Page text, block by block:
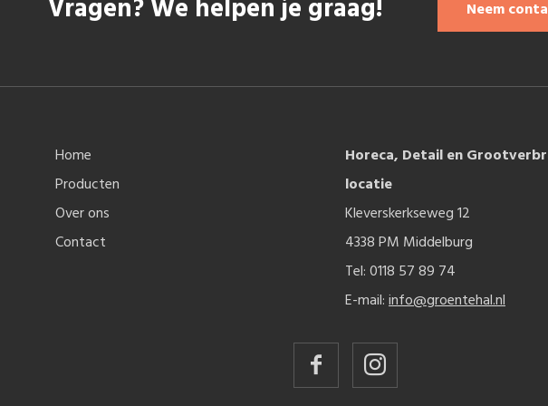
Vragen? We helpen je graag! Neem
Home
Producten
Over ons
Contact
Horeca, Detail en
locatie
Kleverskerkseweg 12
4338 PM Middelburg
Tel: 0118 57 89 74
E-mail:info@groentehal.nl